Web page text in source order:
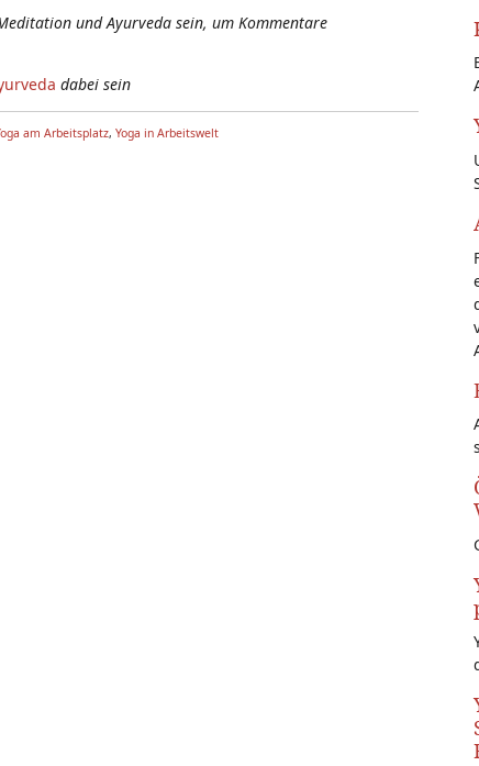
und Ayurveda sein, um Kommentare
dabei sein
am Arbeitsplatz, Yoga in Arbeitswelt